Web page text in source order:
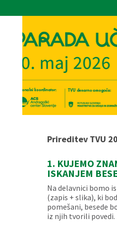
Prireditev TVU
1. KUJEMO
ISKANJEM
Na delavnici bomo
(zapis + slika), ki
pomešani, besede
iz njih tvorili povedi.